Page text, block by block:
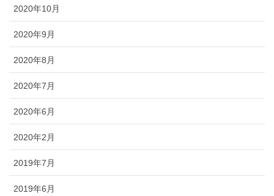
2020年10月
2020年9月
2020年8月
2020年7月
2020年6月
2020年2月
2019年7月
2019年6月